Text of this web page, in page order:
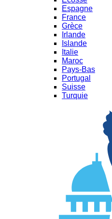
Espagne
France
Grèce
Irlande
Islande
Italie
Maroc
Pays-Bas
Portugal
Suisse
Turquie